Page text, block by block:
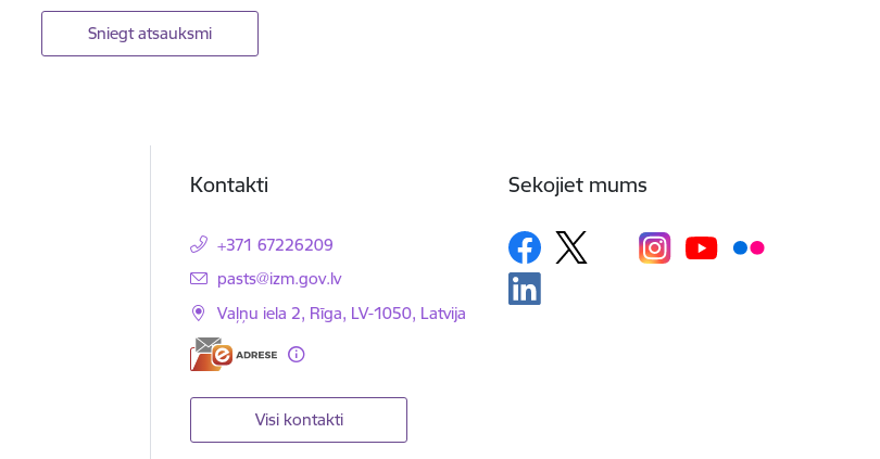
Sniegt atsauksmi
Kontakti
+371 67226209
E-pasts:
pasts@izm.gov.lv
Vaļņu iela 2, Rīga, LV-1050, Latvija
Visi kontakti
Sekojiet mums